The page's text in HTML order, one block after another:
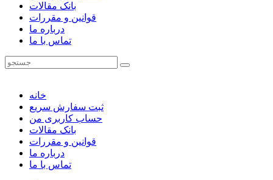
بانک مقالات
قوانین و مقررات
درباره ما
تماس با ما
خانه
ثبت سفارش سریع
حساب کاربری من
بانک مقالات
قوانین و مقررات
درباره ما
تماس با ما